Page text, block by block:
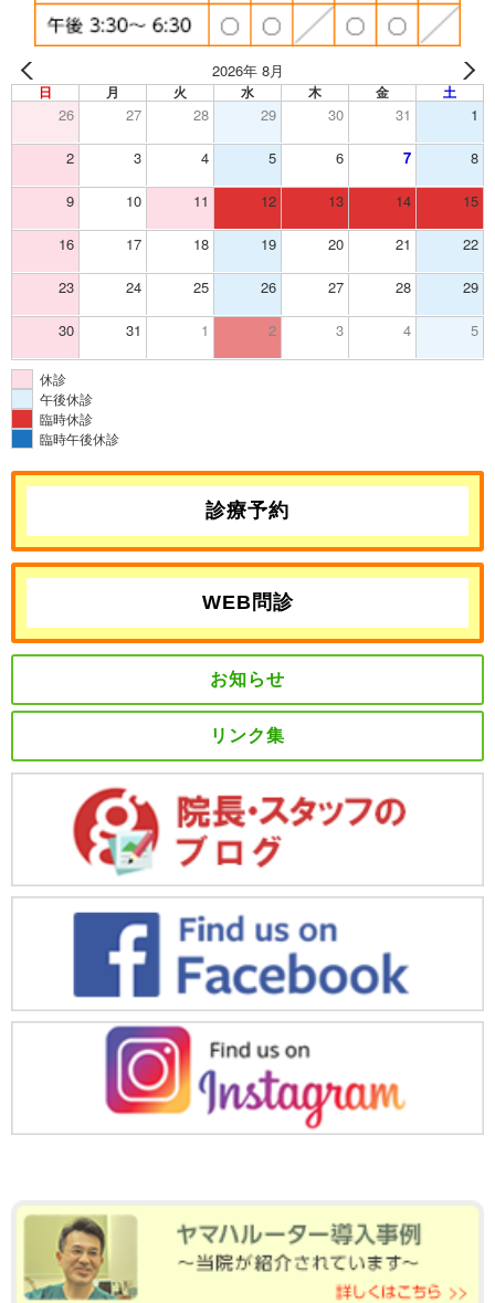
2026年 8月
日 月 火 水 木 金 土
26 27 28 29 30 31 1
2 3 4 5 6 7 8
9 10 11 12 13 14 15
16 17 18 19 20 21 22
23 24 25 26 27 28 29
30 31 1 2 3 4 5
休診
午後休診
臨時休診
臨時午後休診
診療予約
WEB問診
お知らせ
リンク集